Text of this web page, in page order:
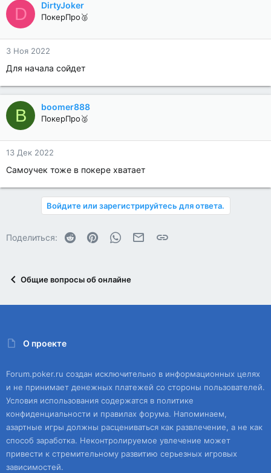
D DirtyJoker
ПокерПро🥈
3 Ноя 2022
Для начала сойдет
B boomer888
ПокерПро🥈
13 Дек 2022
Самоучек тоже в покере хватает
Войдите или зарегистрируйтесь для ответа.
Поделиться: Reddit PinterestWhatsAppЭлектронная почта
Ссылка
Общие вопросы об онлайне
О проекте
Forum.poker.ru создан исключительно в информационных целях
и не принимает денежных платежей со стороны пользователей.
Условия использования содержатся в политике
конфиденциальности и правилах форума. Напоминаем,
азартные игры должны расцениваться как развлечение, а не как
способ заработка. Неконтролируемое увлечение может
привести к стремительному развитию серьезных игровых
зависимостей.